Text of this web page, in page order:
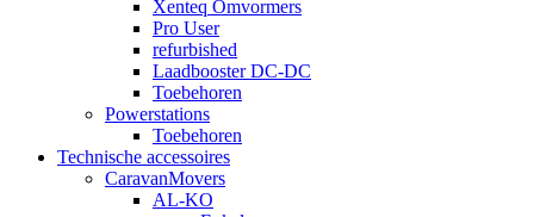
Xenteq Omvormers
Pro User
refurbished
Laadbooster DC-DC
Toebehoren
Powerstations
Toebehoren
Technische accessoires
CaravanMovers
AL-KO